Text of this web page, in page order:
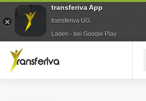
transferiva App
transferiva UG
Laden - bei Google Play